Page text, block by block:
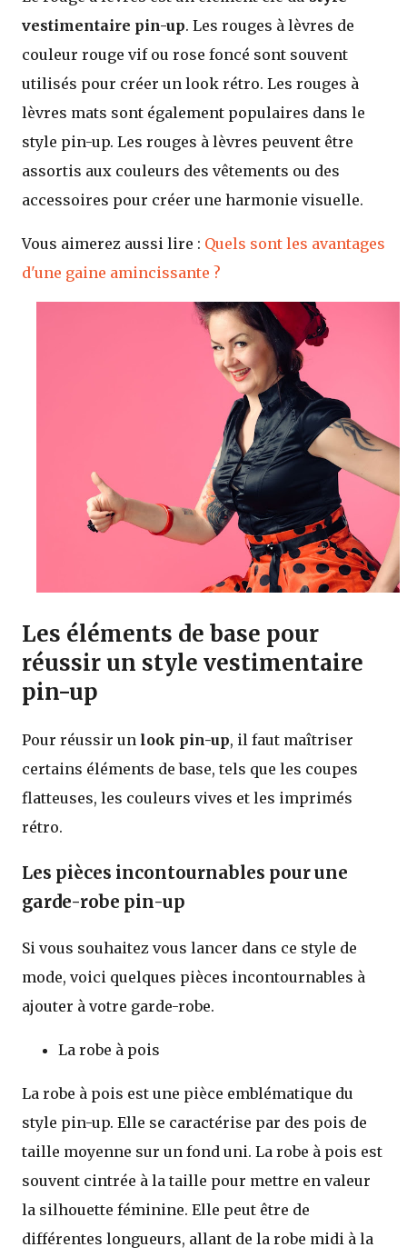
vestimentaire pin-up. Les rouges à lèvres de
couleur rouge vif ou rose foncé sont souvent
utilisés pour créer un look rétro. Les rouges à
lèvres mats sont également populaires dans le
style pin-up. Les rouges à lèvres peuvent être
assortis aux couleurs des vêtements ou des
accessoires pour créer une harmonie visuelle.
Vous aimerez aussi lire : Quels sont les avantages
d'une gaine amincissante ?
Les éléments de base pour
réussir un style vestimentaire
pin-up
Pour réussir un look pin-up, il faut maîtriser
certains éléments de base, tels que les coupes
flatteuses, les couleurs vives et les imprimés
rétro.
Les pièces incontournables pour une
garde-robe pin-up
Si vous souhaitez vous lancer dans ce style de
mode, voici quelques pièces incontournables à
ajouter à votre garde-robe.
La robe à pois
La robe à pois est une pièce emblématique du
style pin-up. Elle se caractérise par des pois de
taille moyenne sur un fond uni. La robe à pois est
souvent cintrée à la taille pour mettre en valeur
la silhouette féminine. Elle peut être de
différentes longueurs, allant de la robe midi à la